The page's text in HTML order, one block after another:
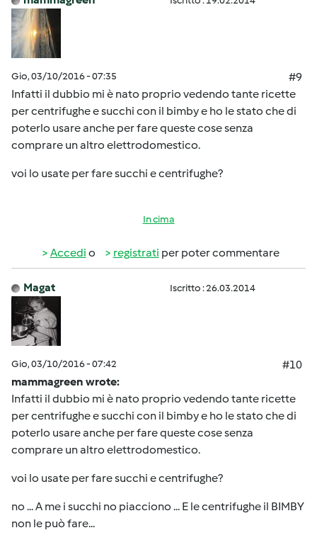
Gio, 03/10/2016 - 07:35
#9
Infatti il dubbio mi è nato proprio vedendo tante ricette
per centrifughe e succhi con il bimby e ho le stato che di
poterlo usare anche per fare queste cose senza
comprare un altro elettrodomestico.
voi lo usate per fare succhi e centrifughe?
In cima
Accedi o registrati per poter commentare
Magat Iscritto : 26.03.2014
Gio, 03/10/2016 - 07:42
#10
mammagreen wrote:
Infatti il dubbio mi è nato proprio vedendo tante ricette
per centrifughe e succhi con il bimby e ho le stato che di
poterlo usare anche per fare queste cose senza
comprare un altro elettrodomestico.
voi lo usate per fare succhi e centrifughe?
no ... A me i succhi no piacciono ... E le centrifughe il BIMBY
non le può fare...